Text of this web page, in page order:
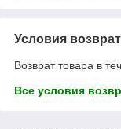
Условия
Возврат товара в
Все условия